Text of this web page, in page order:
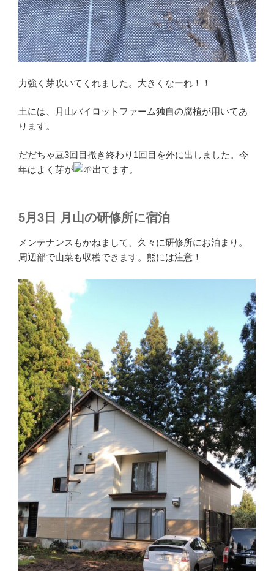
力強く芽吹いてくれました。大きくなーれ！！
土には、月山パイロットファーム独自の腐植が用いてあ
ります。
だだちゃ豆3回目撒き終わり1回目を外に出しました。今
年はよく芽が
出てます。
5月3日 月山の研修所に宿泊
メンテナンスもかねまして、久々に研修所にお泊まり。
周辺部で山菜も収穫できます。熊には注意！